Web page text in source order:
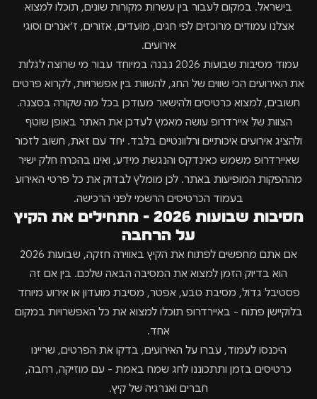
בישראל. במקום לעבור בין עשרות מקורות שונים, תוכלו למצוא
אצלנו עמודים מרוכזים לפי חגים, מועדים, אזורים, ז׳אנרים וסוגי
אירועים.
עמוד מסיבות שבועות 2026 נבנה במיוחד עבור מי שרוצה לגלות
את האירועים הכי שווים של החג, להשוות בין אפשרויות, לקרוא פרטים
חשובים, למצוא כרטיסים ולהישאר מעודכן בכל מה שקורה בסצנה.
הצוות של איירדרופ עושה מאמץ לעדכן את האתר באופן שוטף
ולהציג אירועים איכותיים ורלוונטיים בלבד. יחד עם זאת, חשוב לזכור
שאיירדרופ משמש כאינדקס והנגשת מידע, ואינו בהכרח חלק ישיר
מההפקות המופיעות באתר. לכן מומלץ לבדוק את כל פרטי האירוע
בעמוד הכרטיסים הרשמי לפני הרכישה.
מסיבות שבועות 2026 - מתחילים את הקיץ
על הרחבה
אם אתם מחפשים לפתוח את הקיץ באווירה חזקה, שבועות 2026
הוא בדיוק הזמן למצוא את המסיבה הבאה שלכם. בין אם זה
פסטיבל גדול, מסיבת טבע, אפטר, מסיבת מועדון או אירוע מיוחד
בלוקיישן פתוח - באיירדרופ תוכלו למצוא את כל האפשרויות במקום
אחד.
היכנסו לעמוד, עברו על האירועים, בדקו את הפרטים, שריינו
כרטיסים בזמן ותתכוננו לחג שמח באמת - עם מוזיקה, רחבה,
חברים ואנרגיה של קיץ.